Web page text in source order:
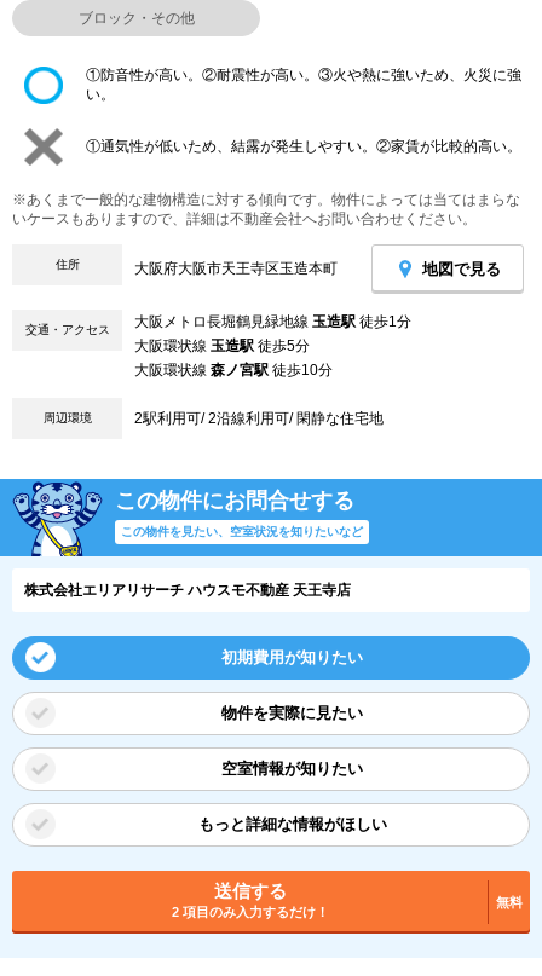
ブロック・その他
①防音性が高い。②耐震性が高い。③火や熱に強いため、火災に強
い。
①通気性が低いため、結露が発生しやすい。②家賃が比較的高い。
※あくまで一般的な建物構造に対する傾向です。物件によっては当てはまらな
いケースもありますので、詳細は不動産会社へお問い合わせください。
住所 大阪府大阪市天王寺区玉造本町 地図で見る
交通・アクセス 大阪メトロ長堀鶴見緑地線 玉造駅 徒歩1分
大阪環状線 玉造駅 徒歩5分
大阪環状線 森ノ宮駅 徒歩10分
周辺環境 2駅利用可/ 2沿線利用可/ 閑静な住宅地
この物件にお問合せする
この物件を見たい、空室状況を知りたいなど
株式会社エリアリサーチ ハウスモ不動産 天王寺店
初期費用が知りたい
物件を実際に見たい
空室情報が知りたい
もっと詳細な情報がほしい
送信する
2 項目のみ入力するだけ！
無料